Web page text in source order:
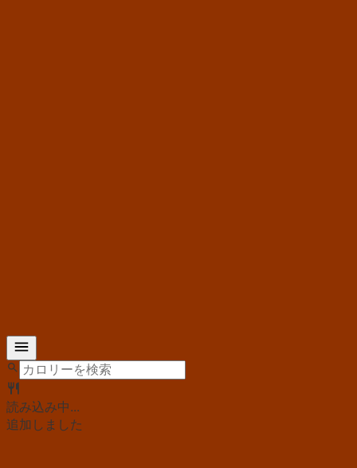
読み込み中...
追加しました